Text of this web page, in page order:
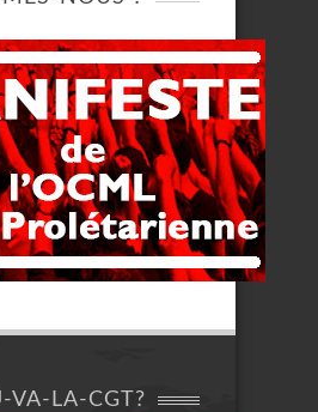
VA-LA-CGT?